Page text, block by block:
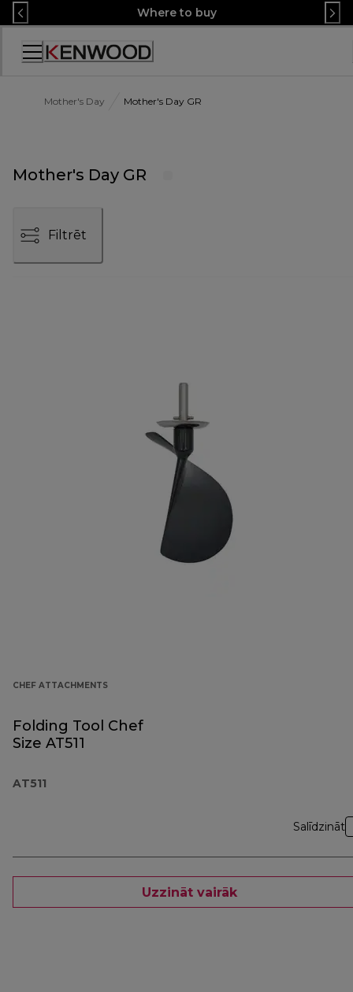
Skip
to
Content
Where to buy
Accessibility
Mother's Day Mother's Day GR
Mother's Day GR
Filtrēt
CHEF ATTACHMENTS
Folding Tool Chef
Size AT511
AT511
Salīdzināt
Uzzināt vairāk